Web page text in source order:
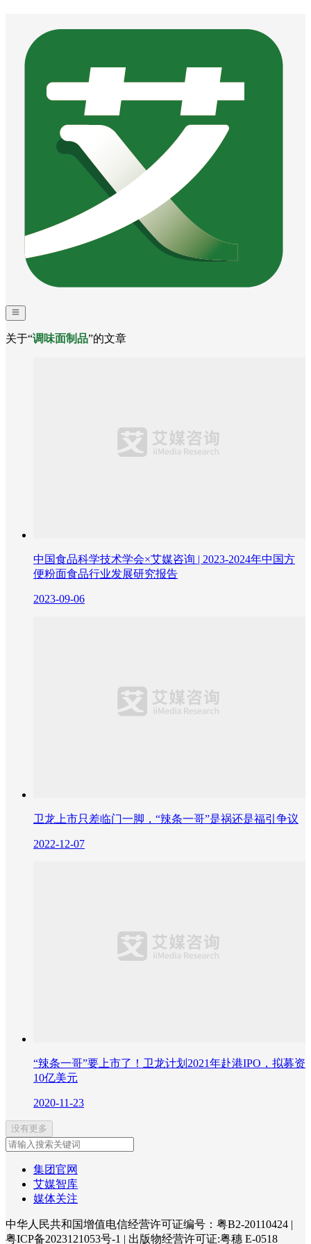
关于“调味面制品”的文章
中国食品科学技术学会×艾媒咨询 | 2023-2024年中国方
便粉面食品行业发展研究报告
2023-09-06
卫龙上市只差临门一脚，“辣条一哥”是祸还是福引争议
2022-12-07
“辣条一哥”要上市了！卫龙计划2021年赴港IPO，拟募资
10亿美元
2020-11-23
没有更多
集团官网
艾媒智库
媒体关注
中华人民共和国增值电信经营许可证编号：粤B2-20110424 |
粤ICP备2023121053号-1 | 出版物经营许可证:粤穗 E-0518